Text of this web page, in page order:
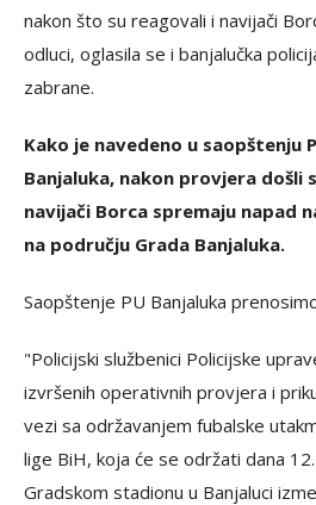
nakon što su reagovali i navijači
odluci, oglasila se i banjalučka
zabrane.
Kako je navedeno u saopštenju
Banjaluka, nakon provjera došli
navijači Borca spremaju napad
na području Grada Banjaluka.
Saopštenje PU Banjaluka
"Policijski službenici Policijske
izvršenih operativnih provjera i
vezi sa održavanjem fubalske
lige BiH, koja će se održati dana
Gradskom stadionu u Banjaluci